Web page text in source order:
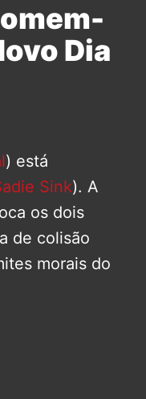
Dia
) está
Sink). A
os dois
de colisão
morais do